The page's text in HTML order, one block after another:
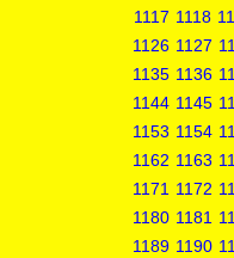
1117 1118
1126 1127
1135 1136
1144 1145
1153 1154
1162 1163
1171 1172
1180 1181
1189 1190